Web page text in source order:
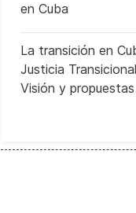
en Cuba
La transición en
Justicia
Visión y propuestas